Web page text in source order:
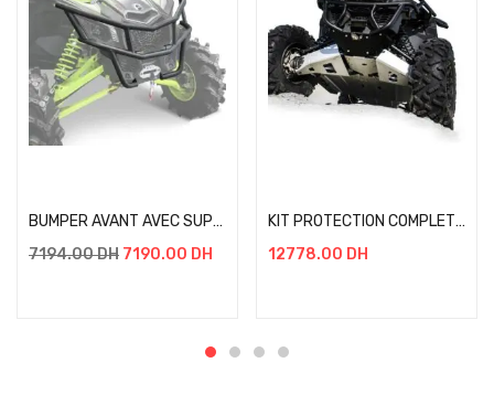
BUMPER AVANT AVEC SUPPORT DE TREUIL MAVERICK X3 + KIT DE FIXATION
7194.00DH 7190.00 DH
KIT PROTECTION COMPLET Maverick X3 Turbo R, X DS Turbo R, X RS Turbo R (2016-)
12778.00 DH